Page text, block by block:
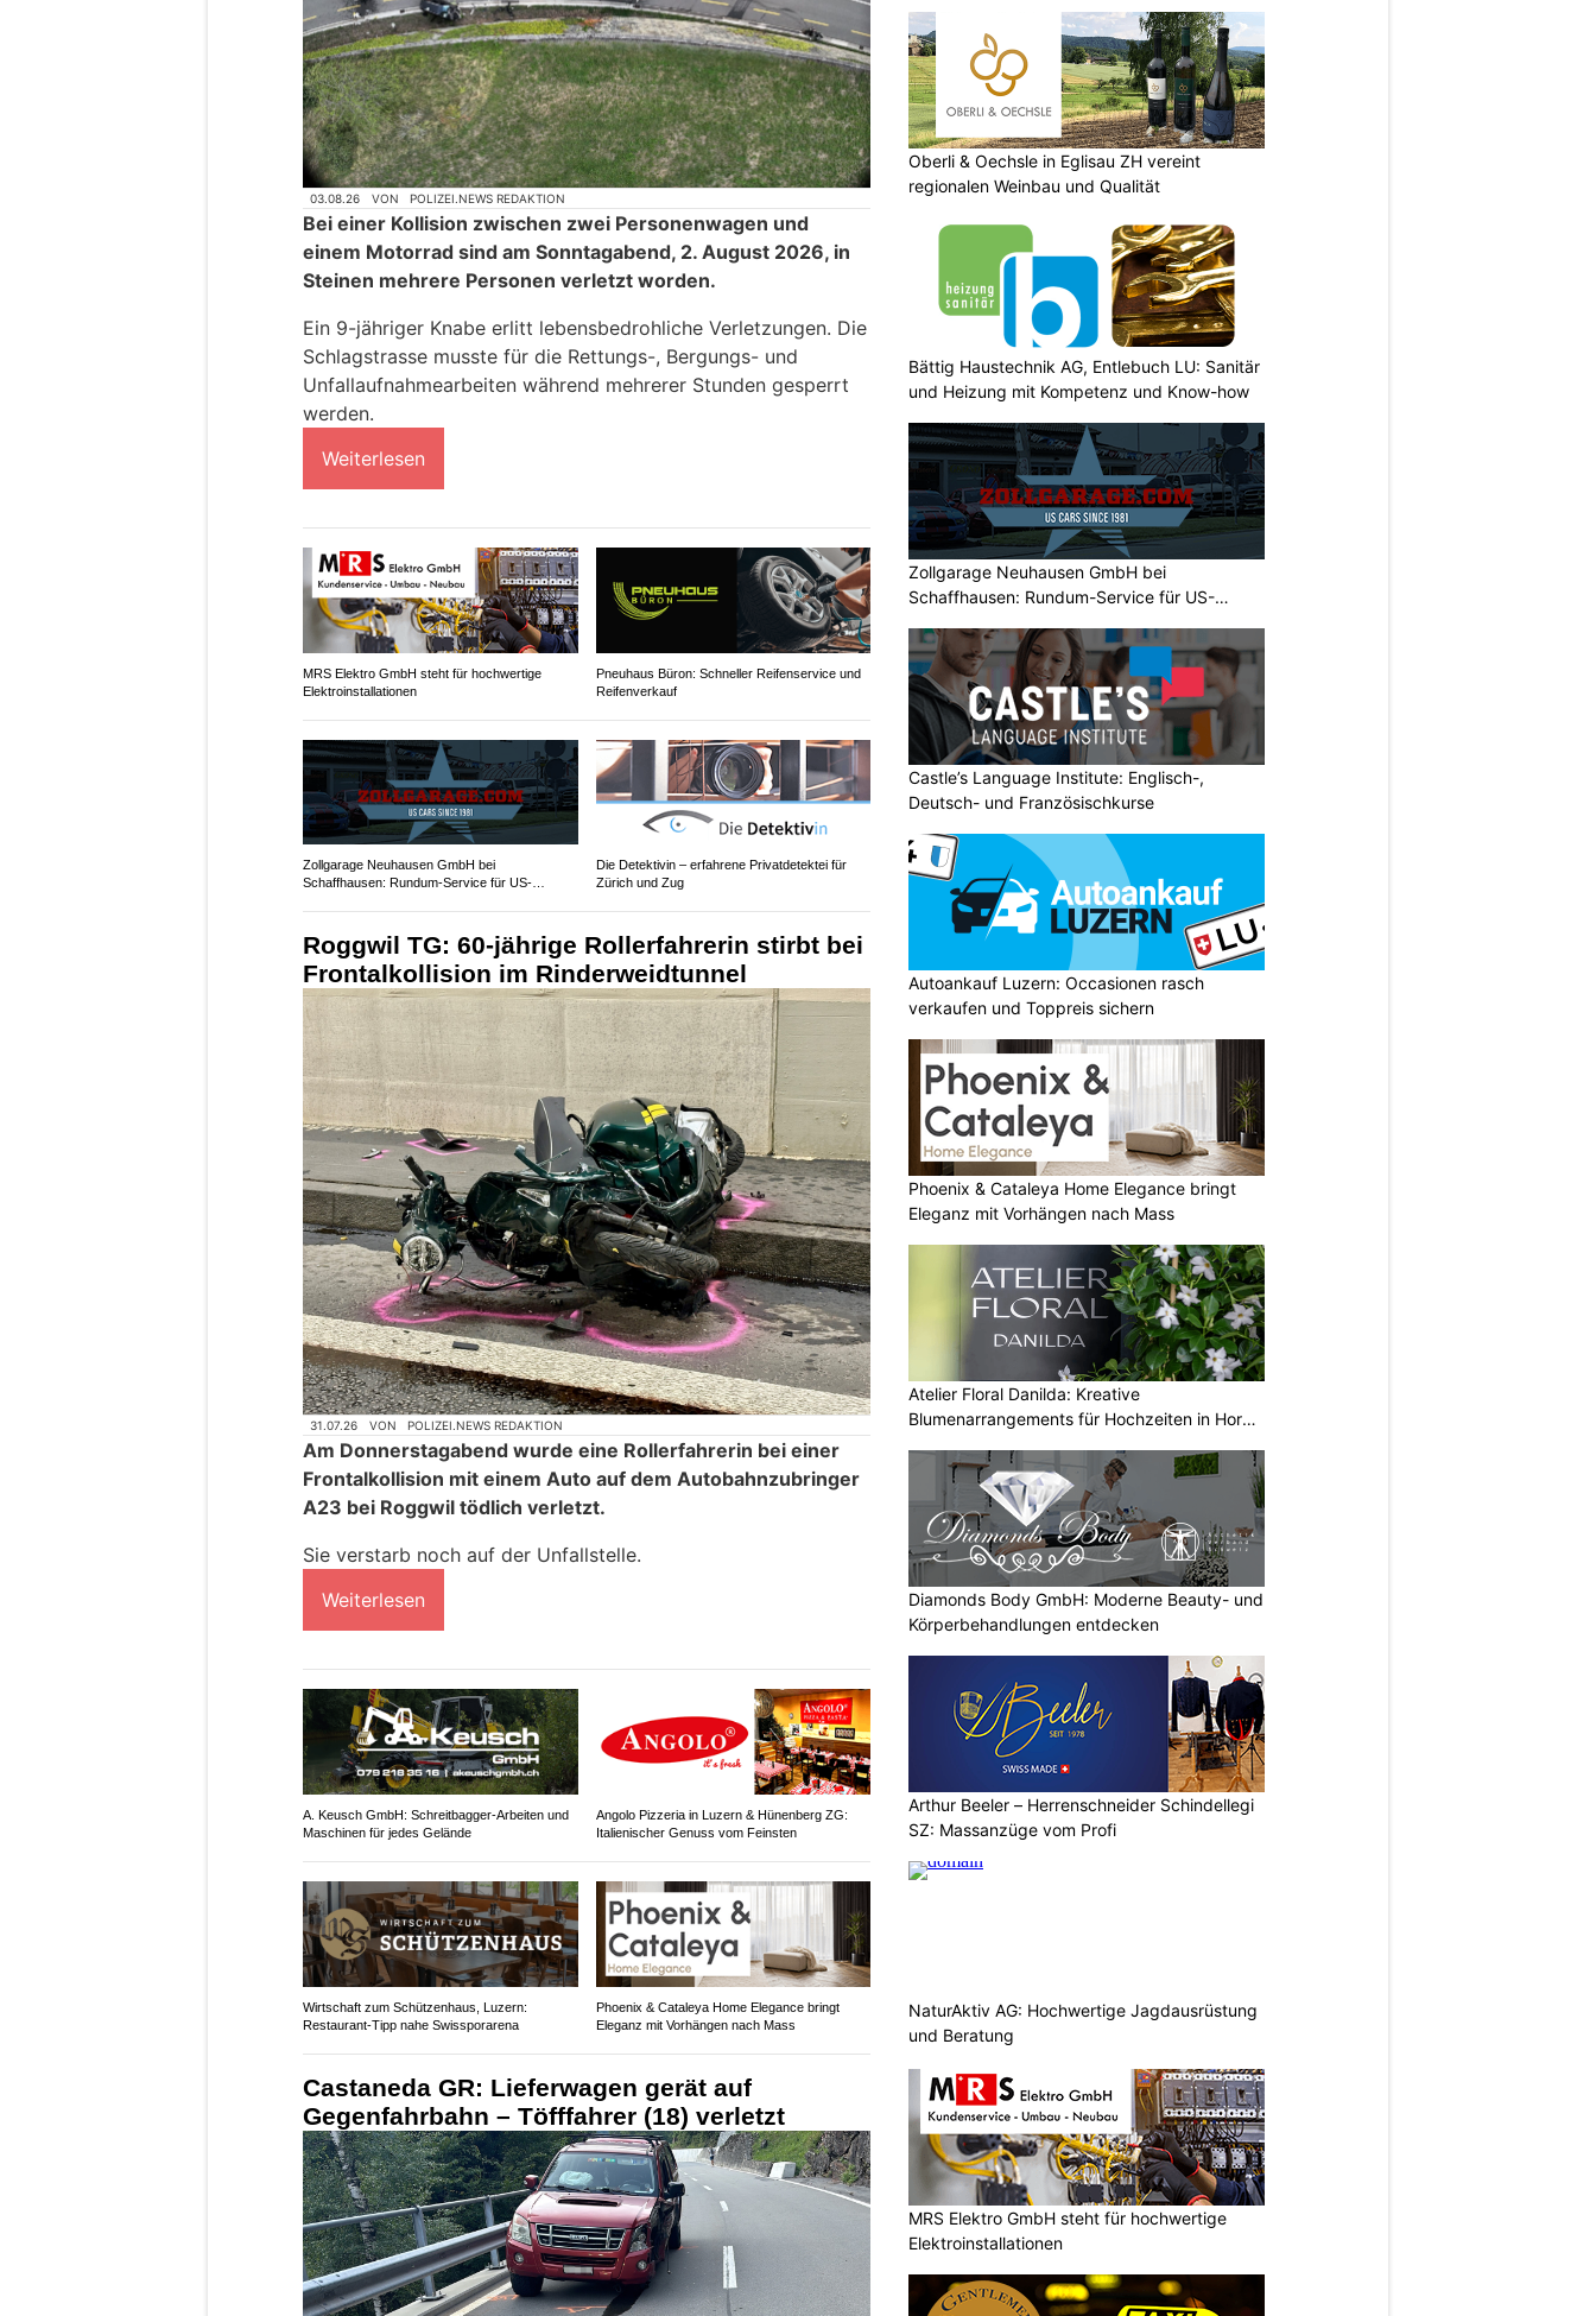
03.08.26 VON POLIZEI.NEWS REDAKTION
Bei einer Kollision zwischen zwei Personenwagen und
einem Motorrad sind am Sonntagabend, 2. August 2026, in
Steinen mehrere Personen verletzt worden.
Ein 9-jähriger Knabe erlitt lebensbedrohliche Verletzungen. Die
Schlagstrasse musste für die Rettungs-, Bergungs- und
Unfallaufnahmearbeiten während mehrerer Stunden gesperrt
werden.
Weiterlesen
MRS Elektro GmbH steht für hochwertige
Elektroinstallationen
Pneuhaus Büron: Schneller Reifenservice und
Reifenverkauf
Zollgarage Neuhausen GmbH bei
Schaffhausen: Rundum-Service für US-
Die Detektivin – erfahrene Privatdetektei für
Zürich und Zug
Roggwil TG: 60-jährige Rollerfahrerin stirbt bei
Frontalkollision im Rinderweidtunnel
31.07.26 VON POLIZEI.NEWS REDAKTION
Am Donnerstagabend wurde eine Rollerfahrerin bei einer
Frontalkollision mit einem Auto auf dem Autobahnzubringer
A23 bei Roggwil tödlich verletzt.
Sie verstarb noch auf der Unfallstelle.
Weiterlesen
A. Keusch GmbH: Schreitbagger-Arbeiten und
Maschinen für jedes Gelände
Angolo Pizzeria in Luzern & Hünenberg ZG:
Italienischer Genuss vom Feinsten
Wirtschaft zum Schützenhaus, Luzern:
Restaurant-Tipp nahe Swissporarena
Phoenix & Cataleya Home Elegance bringt
Eleganz mit Vorhängen nach Mass
Castaneda GR: Lieferwagen gerät auf
Gegenfahrbahn – Töfffahrer (18) verletzt
Oberli & Oechsle in Eglisau ZH vereint
regionalen Weinbau und Qualität
Bättig Haustechnik AG, Entlebuch LU: Sanitär
und Heizung mit Kompetenz und Know-how
Zollgarage Neuhausen GmbH bei
Schaffhausen: Rundum-Service für US-
Castle’s Language Institute: Englisch-,
Deutsch- und Französischkurse
Autoankauf Luzern: Occasionen rasch
verkaufen und Toppreis sichern
Phoenix & Cataleya Home Elegance bringt
Eleganz mit Vorhängen nach Mass
Atelier Floral Danilda: Kreative
Blumenarrangements für Hochzeiten in Horw
Diamonds Body GmbH: Moderne Beauty- und
Körperbehandlungen entdecken
Arthur Beeler – Herrenschneider Schindellegi
SZ: Massanzüge vom Profi
NaturAktiv AG: Hochwertige Jagdausrüstung
und Beratung
MRS Elektro GmbH steht für hochwertige
Elektroinstallationen